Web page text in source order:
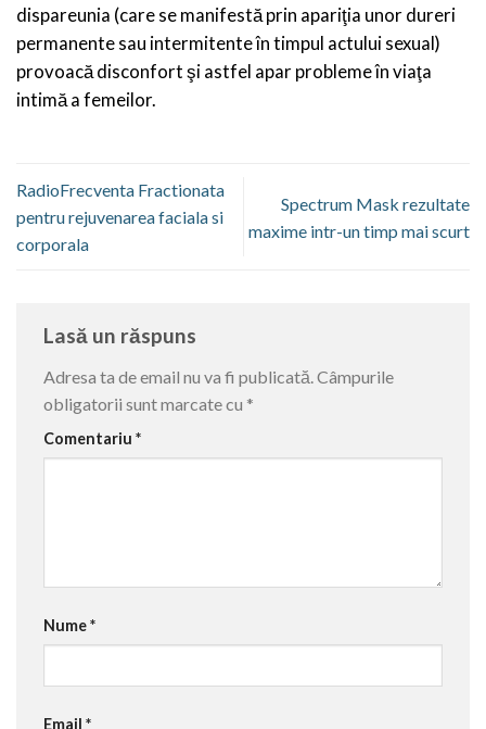
dispareunia (care se manifestă prin apariţia unor dureri
permanente sau intermitente în timpul actului sexual)
provoacă disconfort şi astfel apar probleme în viaţa
intimă a femeilor.
RadioFrecventa Fractionata
pentru rejuvenarea faciala si
corporala
Spectrum Mask rezultate
maxime intr-un timp mai scurt
Lasă un răspuns
Adresa ta de email nu va fi publicată.Câmpurile
obligatorii sunt marcate cu *
Comentariu *
Nume*
Email *